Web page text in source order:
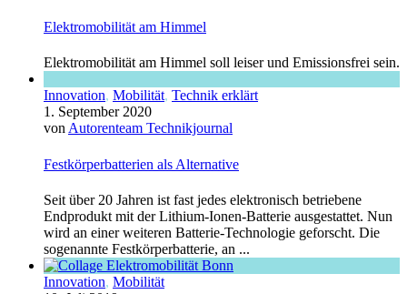
Elektromobilität am Himmel
Elektromobilität am Himmel soll leiser und Emissionsfrei sein.
Innovation, Mobilität, Technik erklärt
1. September 2020
vonAutorenteam Technikjournal
Festkörperbatterien als Alternative
Seit über 20 Jahren ist fast jedes elektronisch betriebene
Endprodukt mit der Lithium-Ionen-Batterie ausgestattet. Nun
wird an einer weiteren Batterie-Technologie geforscht. Die
sogenannte Festkörperbatterie, an ...
Innovation, Mobilität